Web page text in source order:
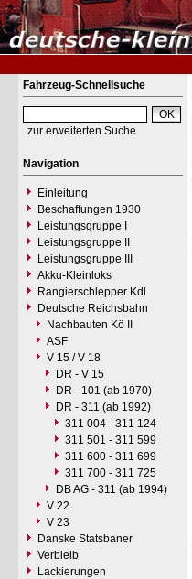
Fahrzeug-Schnellsuche
zur erweiterten Suche
Navigation
Einleitung
Beschaffungen 1930
Leistungsgruppe I
Leistungsgruppe II
Leistungsgruppe III
Akku-Kleinloks
Rangierschlepper Kdl
Deutsche Reichsbahn
Nachbauten Kö II
ASF
V 15 / V 18
DR - V 15
DR - 101 (ab 1970)
DR - 311 (ab 1992)
311 004 - 311 124
311 501 - 311 599
311 600 - 311 699
311 700 - 311 725
DB AG - 311 (ab 1994)
V 22
V 23
Danske Statsbaner
Verbleib
Lackierungen